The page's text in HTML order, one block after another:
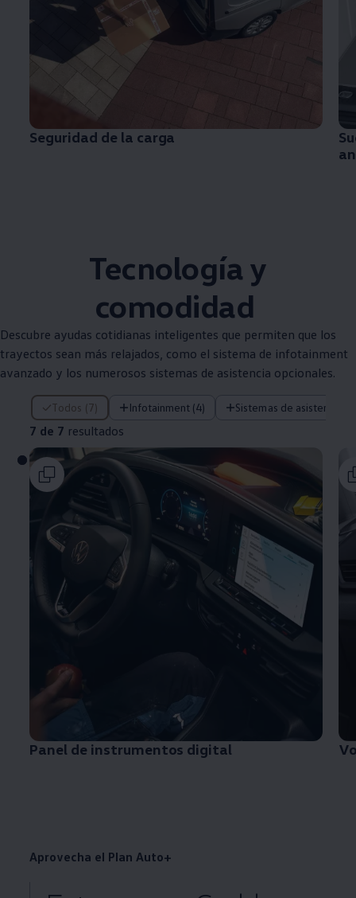
Seguridad de la carga
Tecnología y
comodidad
Descubre ayudas cotidianas inteligentes que permiten que los
trayectos sean más relajados, como el sistema de infotainment
avanzado y los numerosos sistemas de asistencia opcionales.
Todos (7) Infotainment (4) Sistemas de asistencia
7 de 7 resultados
7 de 7 resultados
Panel de instrumentos digital
Aprovecha el Plan Auto+